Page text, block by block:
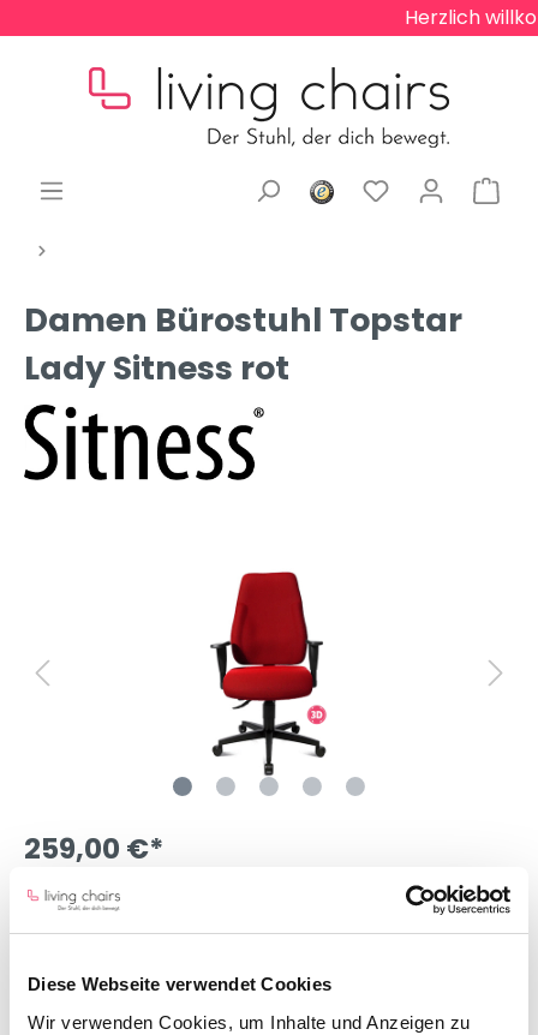
Diese Webseite verwendet Cookies
Wir verwenden Cookies, um Inhalte und Anzeigen zu
Herzlich
Damen Bürostuhl Topstar
Lady Sitness rot
259,00 €*
Farbe